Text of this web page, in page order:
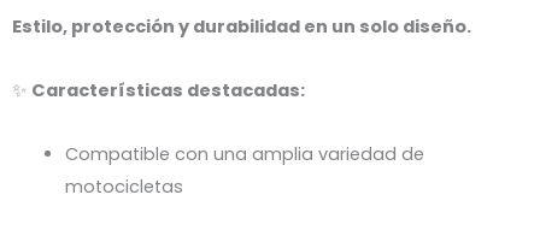
Estilo, protección y durabilidad en un solo diseño.
✨ Características destacadas:
Compatible con una amplia variedad de
motocicletas